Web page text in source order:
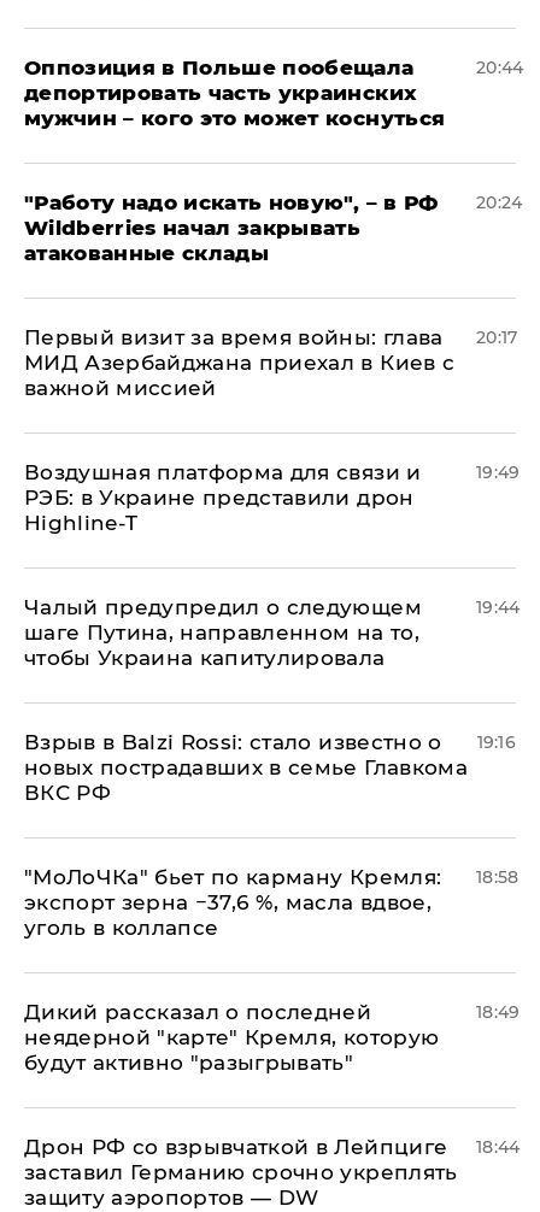
Оппозиция в Польше пообещала
депортировать часть украинских
мужчин – кого это может коснуться
20:44
"Работу надо искать новую", – в РФ
Wildberries начал закрывать
атакованные склады
20:24
Первый визит за время войны: глава
МИД Азербайджана приехал в Киев с
важной миссией
20:17
Воздушная платформа для связи и
РЭБ: в Украине представили дрон
Highline-T
19:49
Чалый предупредил о следующем
шаге Путина, направленном на то,
чтобы Украина капитулировала
19:44
Взрыв в Balzi Rossi: стало известно о
новых пострадавших в семье Главкома
ВКС РФ
19:16
​"МоЛоЧКа" бьет по карману Кремля:
экспорт зерна −37,6 %, масла вдвое,
уголь в коллапсе
18:58
Дикий рассказал о последней
неядерной "карте" Кремля, которую
будут активно "разыгрывать"
18:49
​Дрон РФ со взрывчаткой в Лейпциге
заставил Германию срочно укреплять
защиту аэропортов — DW
18:44